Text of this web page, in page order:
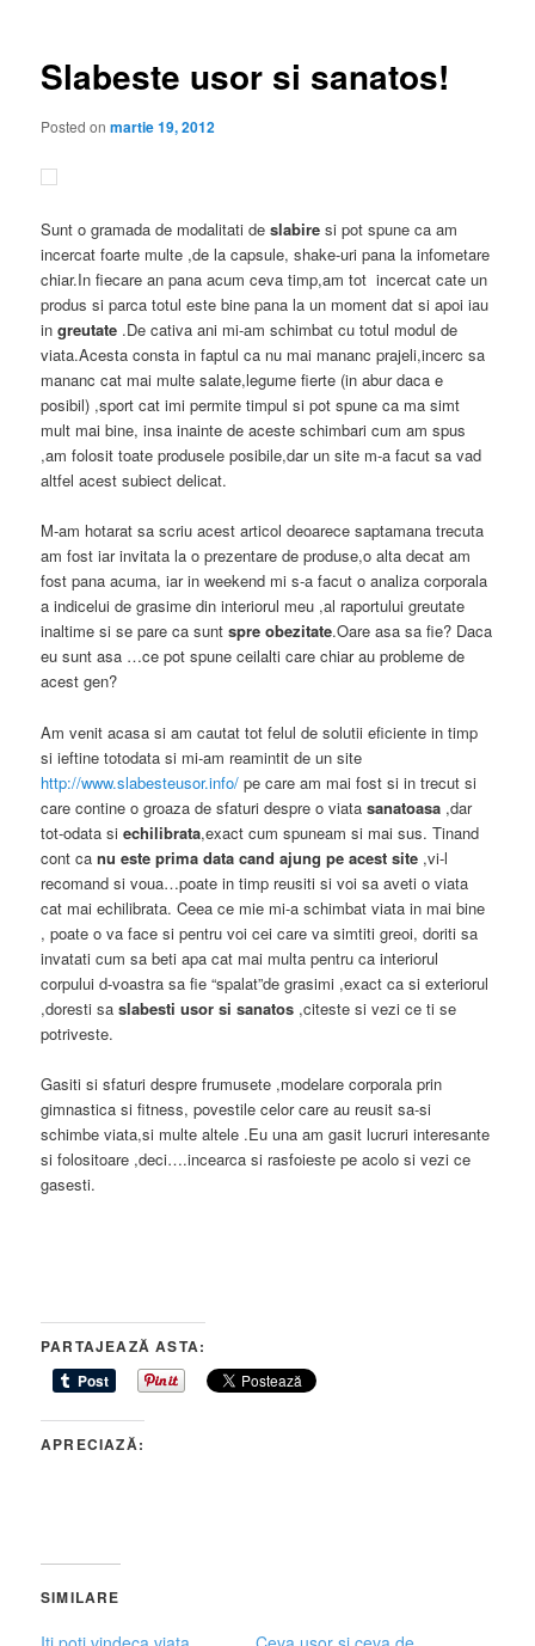
Slabeste usor si sanatos!
Posted onmartie 19, 2012
Sunt o gramada de modalitati deslabire si pot spune ca am
incercat foarte multe ,de la capsule, shake-uri pana la infometare
chiar.In fiecare an pana acum ceva timp,am tot incercat cate un
produs si parca totul este bine pana la un moment dat si apoi iau
ingreutate .De cativa ani mi-am schimbat cu totul modul de
viata.Acesta consta in faptul ca nu mai mananc prajeli,incerc sa
mananc cat mai multe salate,legume fierte (in abur daca e
posibil) ,sport cat imi permite timpul si pot spune ca ma simt
mult mai bine, insa inainte de aceste schimbari cum am spus
,am folosit toate produsele posibile,dar un site m-a facut sa vad
altfel acest subiect delicat.
M-am hotarat sa scriu acest articol deoarece saptamana trecuta
am fost iar invitata la o prezentare de produse,o alta decat am
fost pana acuma, iar in weekend mi s-a facut o analiza corporala
a indicelui de grasime din interiorul meu ,al raportului greutate
inaltime si se pare ca suntspre obezitate.Oare asa sa fie? Daca
eu sunt asa …ce pot spune ceilalti care chiar au probleme de
acest gen?
Am venit acasa si am cautat tot felul de solutii eficiente in timp
si ieftine totodata si mi-am reamintit de un site
http://www.slabesteusor.info/ pe care am mai fost si in trecut si
care contine o groaza de sfaturi despre o viatasanatoasa ,dar
tot-odata siechilibrata,exact cum spuneam si mai sus. Tinand
cont canu este prima data cand ajung pe acest site ,vi-l
recomand si voua…poate in timp reusiti si voi sa aveti o viata
cat mai echilibrata. Ceea ce mie mi-a schimbat viata in mai bine
, poate o va face si pentru voi cei care va simtiti greoi, doriti sa
invatati cum sa beti apa cat mai multa pentru ca interiorul
corpului d-voastra sa fie “spalat”de grasimi ,exact ca si exteriorul
,doresti saslabesti usor si sanatos ,citeste si vezi ce ti se
potriveste.
Gasiti si sfaturi despre frumusete ,modelare corporala prin
gimnastica si fitness, povestile celor care au reusit sa-si
schimbe viata,si multe altele .Eu una am gasit lucruri interesante
si folositoare ,deci….incearca si rasfoieste pe acolo si vezi ce
gasesti.
PARTAJEAZĂ ASTA:
APRECIAZĂ:
SIMILARE